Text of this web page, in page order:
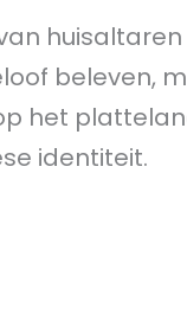
beleven,
het
identiteit.